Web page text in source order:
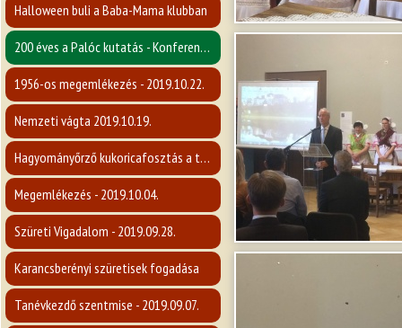
Halloween buli a Baba-Mama klubban
200 éves a Palóc kutatás - Konferencia
1956-os megemlékezés - 2019.10.22.
Nemzeti vágta 2019.10.19.
Hagyományőrző kukoricafosztás a tájháznál
Megemlékezés - 2019.10.04.
Szüreti Vigadalom - 2019.09.28.
Karancsberényi szüretisek fogadása
Tanévkezdő szentmise - 2019.09.07.